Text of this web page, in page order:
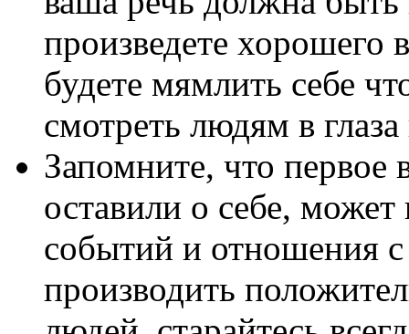
произведете хорошего
будете мямлить себе
смотреть людям в
Запомните, что первое
оставили о себе,
событий и отношения
производить